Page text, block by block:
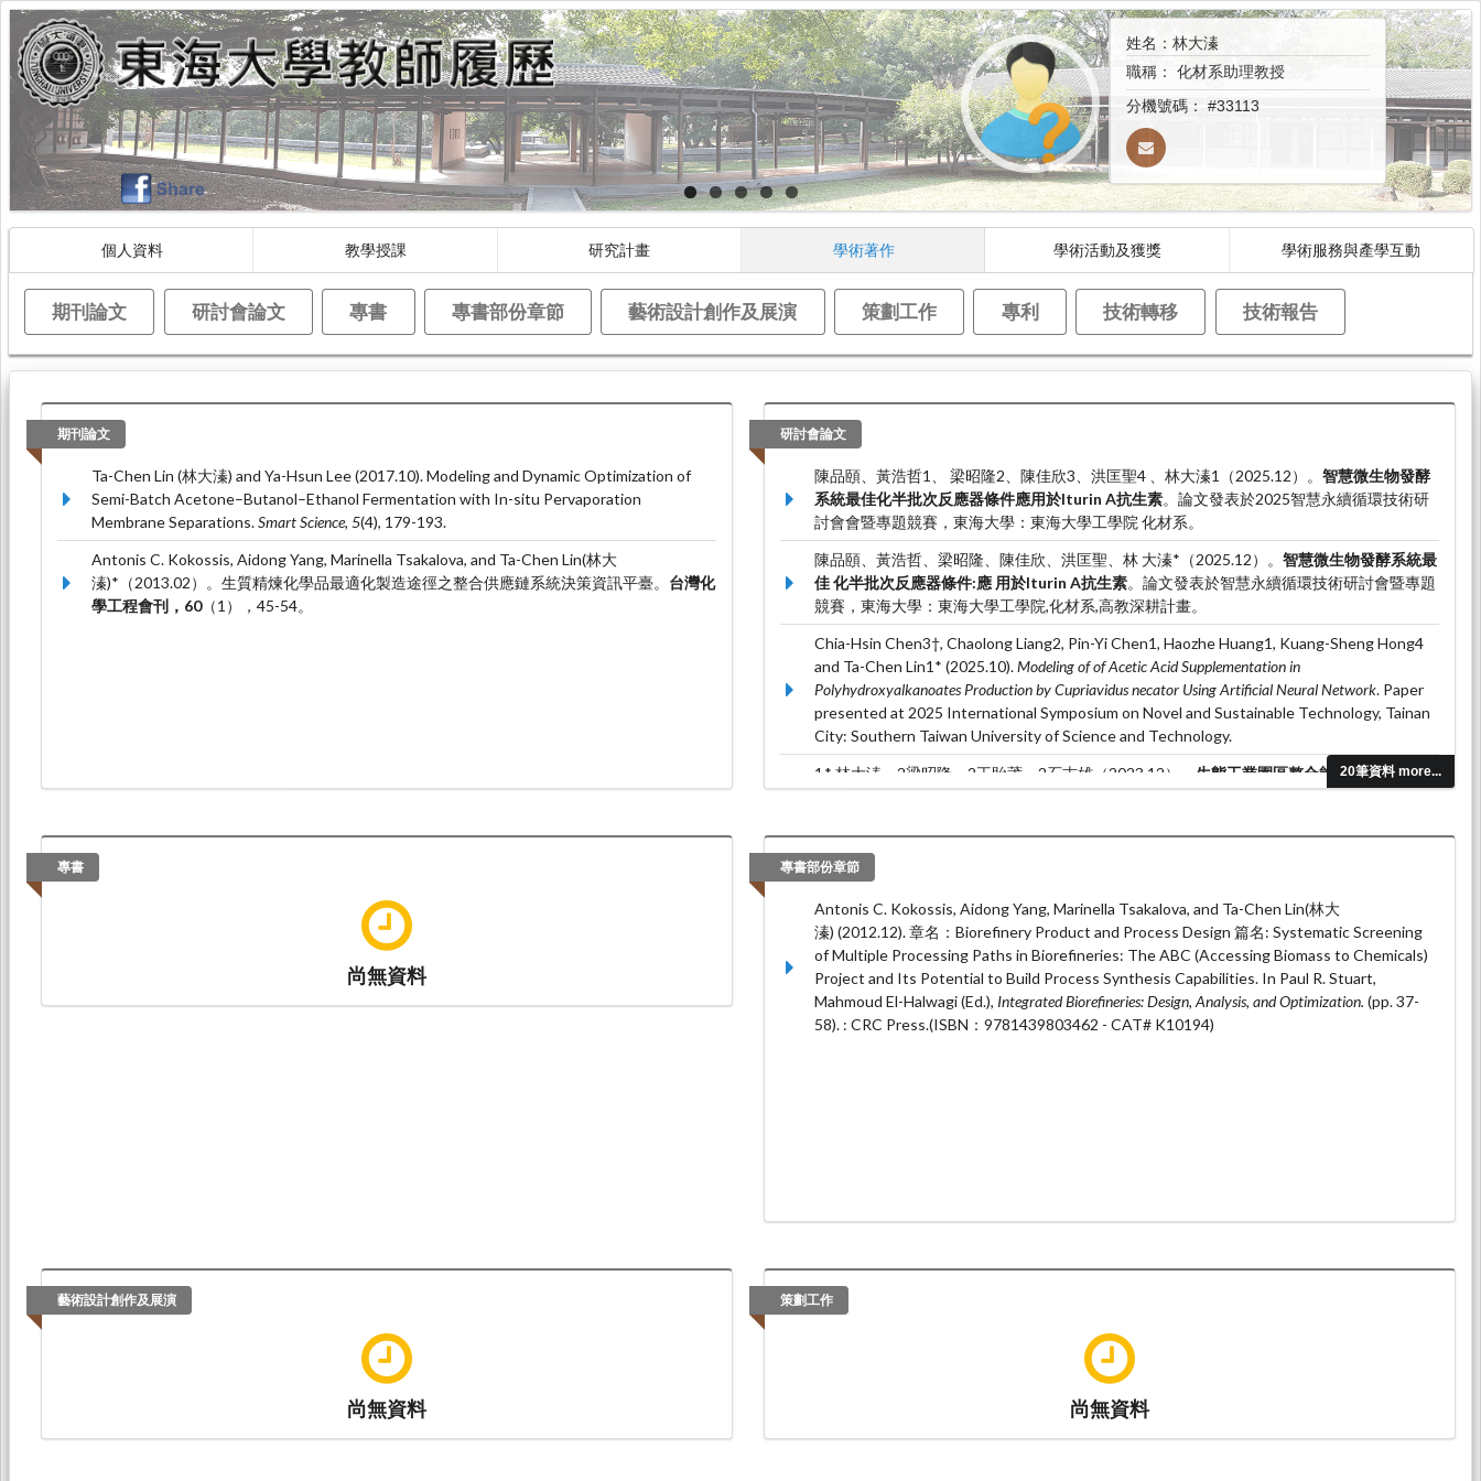
姓名：林大溱
職稱： 化材系助理教授
分機號碼： #33113
個人資料 教學授課 研究計畫 學術著作 學術活動及獲獎 學術服務與產學互動
期刊論文 研討會論文 專書 專書部份章節 藝術設計創作及展演 策劃工作 專利 技術轉移 技術報告
期刊論文
Ta-Chen Lin (林大溱) and Ya-Hsun Lee (2017.10). Modeling and Dynamic Optimization of
Semi-Batch Acetone–Butanol–Ethanol Fermentation with In-situ Pervaporation
Membrane Separations.Smart Science, 5(4), 179-193.
Antonis C. Kokossis, Aidong Yang, Marinella Tsakalova, and Ta-Chen Lin(林大
溱)*（2013.02）。生質精煉化學品最適化製造途徑之整合供應鏈系統決策資訊平臺。 台灣化
學工程會刊，60（1），45-54。
研討會論文
20筆資料 more...
陳品頤、黃浩哲1、 梁昭隆2、陳佳欣3、洪匡聖4 、林大溱1（2025.12）。 智慧微生物發酵
系統最佳化半批次反應器條件應用於Iturin A抗生素。論文發表於2025智慧永續循環技術研
討會會暨專題競賽，東海大學：東海大學工學院 化材系。
陳品頤、黃浩哲、梁昭隆、陳佳欣、洪匡聖、林 大溱*（2025.12）。 智慧微生物發酵系統最
佳 化半批次反應器條件:應 用於Iturin A抗生素。論文發表於智慧永續循環技術研討會暨專題
競賽，東海大學：東海大學工學院,化材系,高教深耕計畫。
Chia-Hsin Chen3†, Chaolong Liang2, Pin-Yi Chen1, Haozhe Huang1, Kuang-Sheng Hong4
and Ta-Chen Lin1* (2025.10).Modeling of of Acetic Acid Supplementation in
Polyhydroxyalkanoates Production by Cupriavidus necator Using Artificial Neural Network. Paper
presented at 2025 International Symposium on Novel and Sustainable Technology, Tainan
City: Southern Taiwan University of Science and Technology.
1,* 林大溱、2梁昭隆、2王貽莆、2石志雄（2023.12）。 生態工業園區整合能源網路原始系
統於無高峰電需求之傳統粒子群演算法結合線性規劃最佳化。論文發表於2023再生能源與國
2F感恩廳：台 灣 太 陽 能 及 新 能 源 學 會 SOLAR AND NEW ENERGY SOCIETY OF
TAIWAN。
Chaolong Liang(梁召隆), Yipu Wang(王貽莆), Chihhsiong Shih (石志雄) and Ta-Chen Lin (林
大溱)* (2023.12).Eco-Industrial Networks in Original Reference System without Cooling Input and
Peak Demand Optimization by Traditional Particle Swarm Optimization with Linear
Programming. Paper presented at 2023 TwIChE台灣化學工程學會, 國立台灣大學 綜合教學
館/ 普通教學館: 國立臺灣大學化學工程學系.
專書
尚無資料
專書部份章節
Antonis C. Kokossis, Aidong Yang, Marinella Tsakalova, and Ta-Chen Lin(林大
溱) (2012.12). 章名：Biorefinery Product and Process Design 篇名: Systematic Screening
of Multiple Processing Paths in Biorefineries: The ABC (Accessing Biomass to Chemicals)
Project and Its Potential to Build Process Synthesis Capabilities. In Paul R. Stuart,
Mahmoud El-Halwagi (Ed.), Integrated Biorefineries: Design, Analysis, and Optimization. (pp. 37-
58). : CRC Press.(ISBN：9781439803462 - CAT# K10194)
藝術設計創作及展演
尚無資料
策劃工作
尚無資料